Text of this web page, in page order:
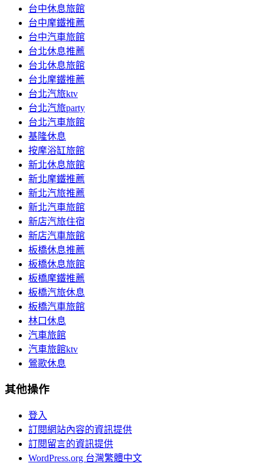
台中休息旅館
台中摩鐵推薦
台中汽車旅館
台北休息推薦
台北休息旅館
台北摩鐵推薦
台北汽旅ktv
台北汽旅party
台北汽車旅館
基隆休息
按摩浴缸旅館
新北休息旅館
新北摩鐵推薦
新北汽旅推薦
新北汽車旅館
新店汽旅住宿
新店汽車旅館
板橋休息推薦
板橋休息旅館
板橋摩鐵推薦
板橋汽旅休息
板橋汽車旅館
林口休息
汽車旅館
汽車旅館ktv
鶯歌休息
其他操作
登入
訂閱網站內容的資訊提供
訂閱留言的資訊提供
WordPress.org 台灣繁體中文